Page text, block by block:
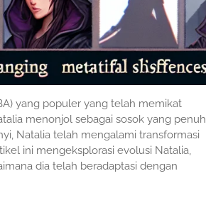
yang populer yang telah memikat
menonjol sebagai sosok yang penuh
Natalia telah mengalami transformasi
ini mengeksplorasi evolusi Natalia,
dia telah beradaptasi dengan